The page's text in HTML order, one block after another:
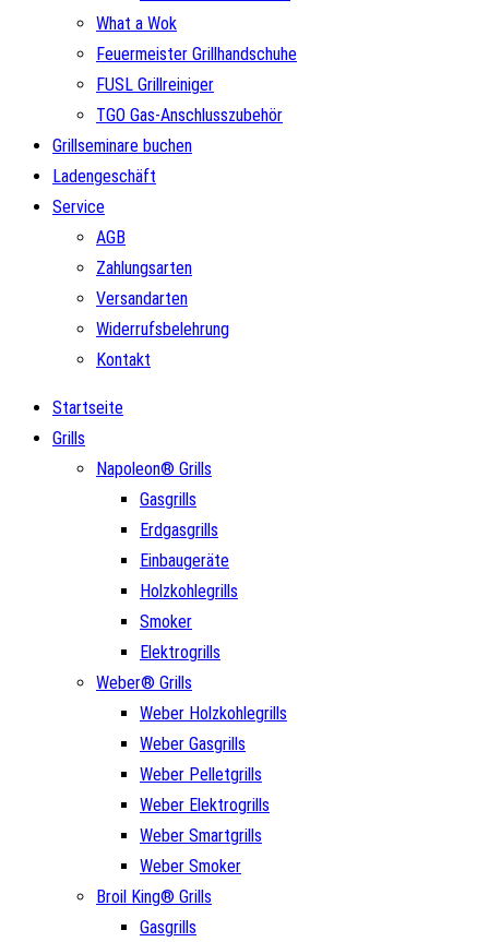
What a Wok
Feuermeister Grillhandschuhe
FUSL Grillreiniger
TGO Gas-Anschlusszubehör
Grillseminare buchen
Ladengeschäft
Service
AGB
Zahlungsarten
Versandarten
Widerrufsbelehrung
Kontakt
Startseite
Grills
Napoleon® Grills
Gasgrills
Erdgasgrills
Einbaugeräte
Holzkohlegrills
Smoker
Elektrogrills
Weber® Grills
Weber Holzkohlegrills
Weber Gasgrills
Weber Pelletgrills
Weber Elektrogrills
Weber Smartgrills
Weber Smoker
Broil King® Grills
Gasgrills